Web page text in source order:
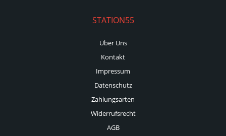
STATION55
Über Uns
Kontakt
Impressum
Datenschutz
Zahlungsarten
Widerrufsrecht
AGB